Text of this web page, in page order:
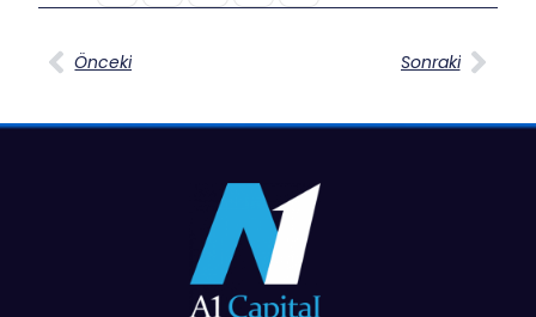
Önceki Sonraki